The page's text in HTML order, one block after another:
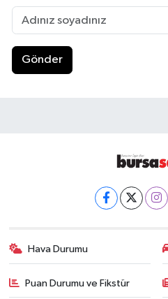
Gönder
Hava Durumu
Puan Durumu ve Fikstür